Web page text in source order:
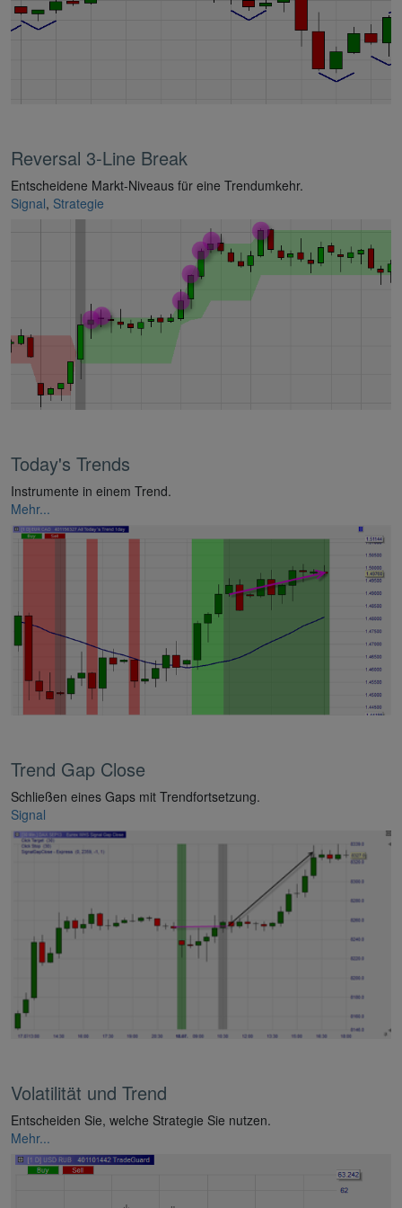
Reversal 3-Line Break
Entscheidene Markt-Niveaus für eine Trendumkehr.
Signal, Strategie
Today's Trends
Instrumente in einem Trend.
Mehr...
Trend Gap Close
Schließen eines Gaps mit Trendfortsetzung.
Signal
Volatilität und Trend
Entscheiden Sie, welche Strategie Sie nutzen.
Mehr...